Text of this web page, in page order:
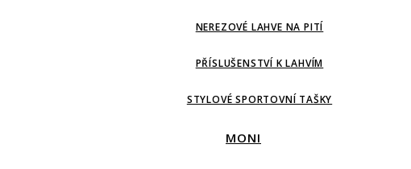
NEREZOVÉ LAHVE NA PITÍ
PŘÍSLUŠENSTVÍ K LAHVÍM
STYLOVÉ SPORTOVNÍ TAŠKY
MONI